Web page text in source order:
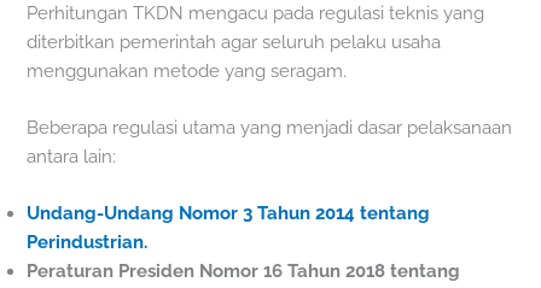
Perhitungan TKDN mengacu pada regulasi teknis yang
diterbitkan pemerintah agar seluruh pelaku usaha
menggunakan metode yang seragam.
Beberapa regulasi utama yang menjadi dasar pelaksanaan
antara lain:
Undang-Undang Nomor 3 Tahun 2014 tentang
Perindustrian.
Peraturan Presiden Nomor 16 Tahun 2018 tentang